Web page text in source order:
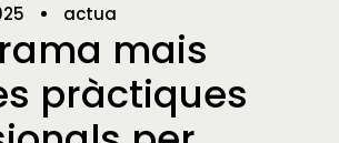
actua
mais
pràctiques